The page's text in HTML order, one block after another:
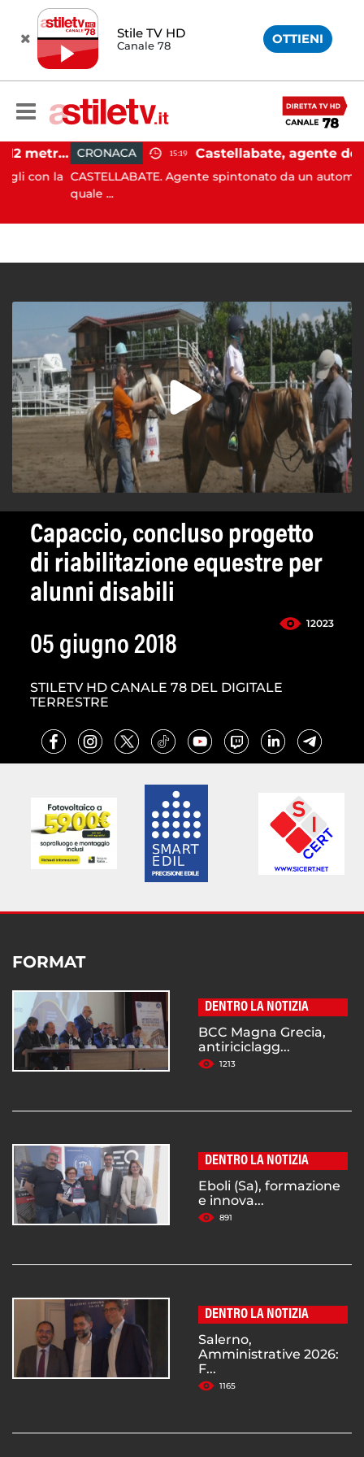
Stile TV HD
Canale 78 OTTIENI
Castellabate, barca di 12 metri resta incastrata sugli scogli: salvate 9 persone
la
CRONACA 15:19
CASTELLABATE. Agente spintonato da un
quale ...
Capaccio, concluso progetto
di riabilitazione equestre per
alunni disabili
12023
05 giugno 2018
STILETV HD CANALE 78 DEL DIGITALE
TERRESTRE
FORMAT
DENTRO LA NOTIZIA
BCC Magna Grecia,
antiriciclagg...
1213
DENTRO LA NOTIZIA
Eboli (Sa), formazione
e innova...
891
DENTRO LA NOTIZIA
Salerno,
Amministrative 2026:
F...
1165